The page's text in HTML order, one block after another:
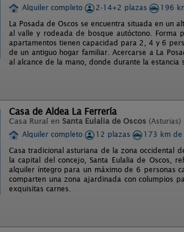
Alquiler completo 2-14+2 plazas
196
La Posada de Oscos se encuentra situada en un
al valle y rodeada de bosque autóctono. Forma
apartamentos tienen capacidad para 2, 4 y 6
de un antiguo hogar familiar. Acercarse a La
al alcance de la mano, donde durante la
Casa de Aldea La Ferrería
Casa Rural en Santa Eulalia de Oscos (Asturias)
Alquiler completo
12 plazas
173 km de
Casa tradicional asturiana de la zona occidental
la capital del concejo, Santa Eulalia de Oscos,
alquiler íntegro para un máximo de 6 personas
comparten una zona ajardinada con columpios
exquisitas carnes.